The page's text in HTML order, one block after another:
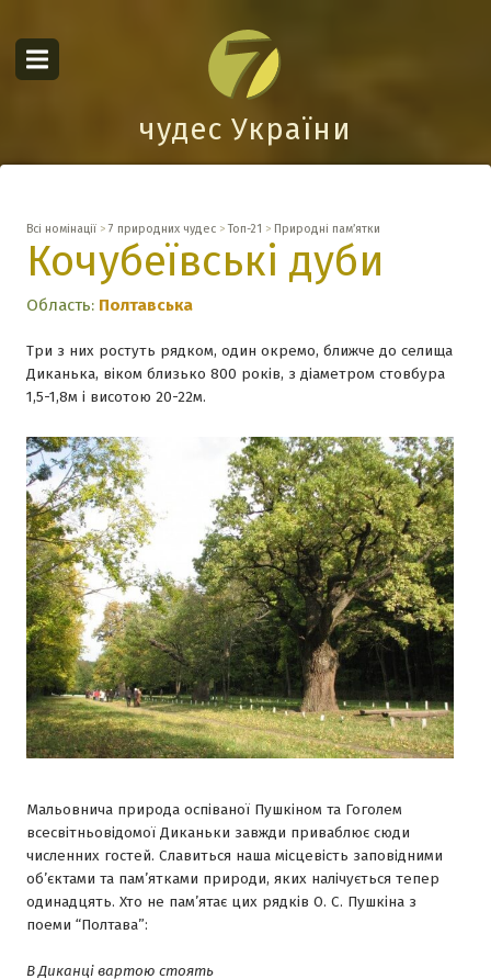
чудес України
Всі номінації > 7 природних чудес >Топ-21 > Природні пам’ятки
Кочубеївські дуби
Область: Полтавська
Три з них ростуть рядком, один окремо, ближче до селища
Диканька, віком близько 800 років, з діаметром стовбура
1,5-1,8м і висотою 20-22м.
Мальовнича природа оспіваної Пушкіном та Гоголем
всесвітньовідомої Диканьки завжди приваблює сюди
численних гостей. Славиться наша місцевість заповідними
об’єктами та пам’ятками природи, яких налічується тепер
одинадцять. Хто не пам’ятає цих рядків О. С. Пушкіна з
поеми “Полтава”:
В Диканці вартою стоять